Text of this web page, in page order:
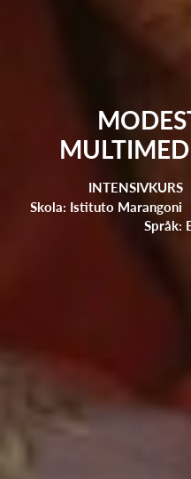
INTENSIVKURS
Skola: Istituto Marangoni
Språk: